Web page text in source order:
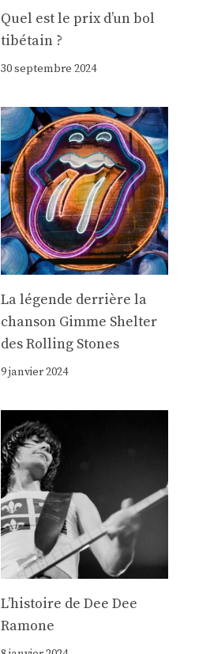
Quel est le prix d’un bol
tibétain ?
30 septembre 2024
La légende derrière la
chanson Gimme Shelter
des Rolling Stones
9 janvier 2024
Lʼhistoire de Dee Dee
Ramone